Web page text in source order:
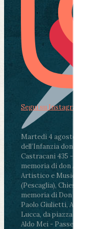
Martedì 4 agosto2026
dell’Infanzia don Aldo
Castracani 435 -
memoria di don Aldo
Artistico e Musicale
(Pescaglia), Chiesa
memoria di Don Aldo
Paolo Giulietti,
Lucca, da piazza San
Aldo Mei - Passeggiata
Segui su Instagram